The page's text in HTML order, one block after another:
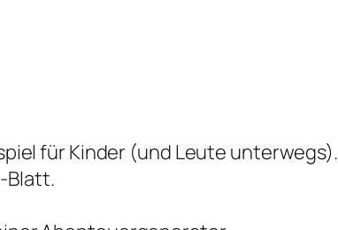
für Kinder (und Leute unterwegs).
Blatt.